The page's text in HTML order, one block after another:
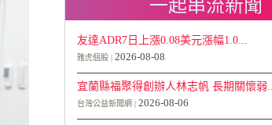
一起串流新聞
友達ADR7日上漲0.08美元漲幅1.0...
雅虎個股 2026-08-08
宜蘭縣福聚得創辦人林志帆 長期關懷弱...
台灣公益新聞網 2026-08-06